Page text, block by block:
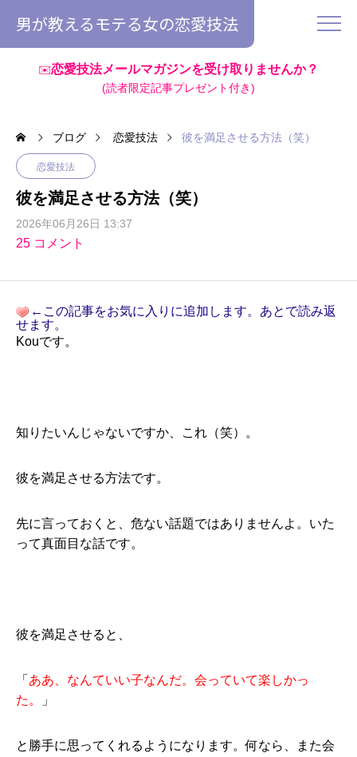
男が教えるモテる女の恋愛技法
✉️恋愛技法メールマガジンを受け取りませんか？
(読者限定記事プレゼント付き)
ブログ 恋愛技法 彼を満足させる方法（笑）
恋愛技法
彼を満足させる方法（笑）
2026年06月26日 13:37
25 コメント
←この記事をお気に入りに追加します。あとで読み返
せます。
Kouです。
知りたいんじゃないですか、これ（笑）。
彼を満足させる方法です。
先に言っておくと、危ない話題ではありませんよ。いた
って真面目な話です。
彼を満足させると、
「 ああ、なんていい子なんだ。会っていて楽しかっ
た。
」
と勝手に思ってくれるようになります。何なら、また会